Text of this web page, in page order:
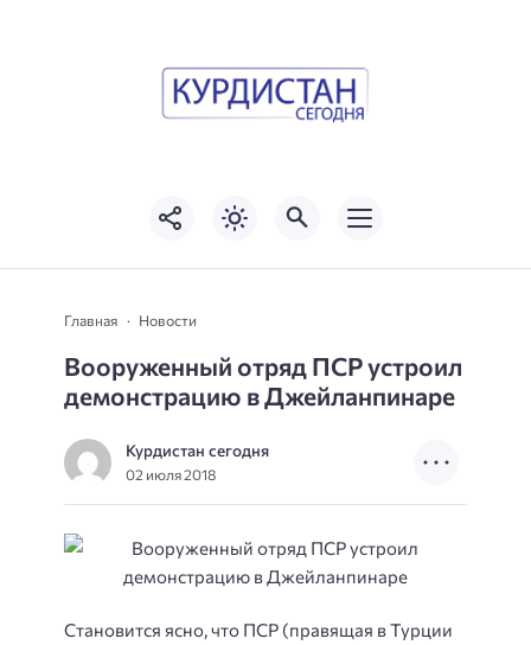
Главная Новости
Вооруженный отряд ПСР устроил
демонстрацию в Джейланпинаре
Курдистан сегодня
02 июля 2018
Становится ясно, что ПСР (правящая в Турции